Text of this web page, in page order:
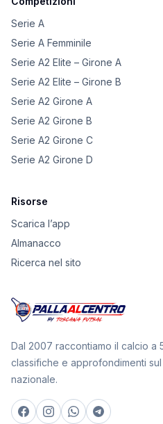
Serie A
Serie A Femminile
Serie A2 Elite – Girone A
Serie A2 Elite – Girone B
Serie A2 Girone A
Serie A2 Girone B
Serie A2 Girone C
Serie A2 Girone D
Risorse
Scarica l’app
Almanacco
Ricerca nel sito
Dal 2007 raccontiamo il calcio a
classifiche e approfondimenti
nazionale.